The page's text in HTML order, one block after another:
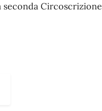
seconda Circoscrizione